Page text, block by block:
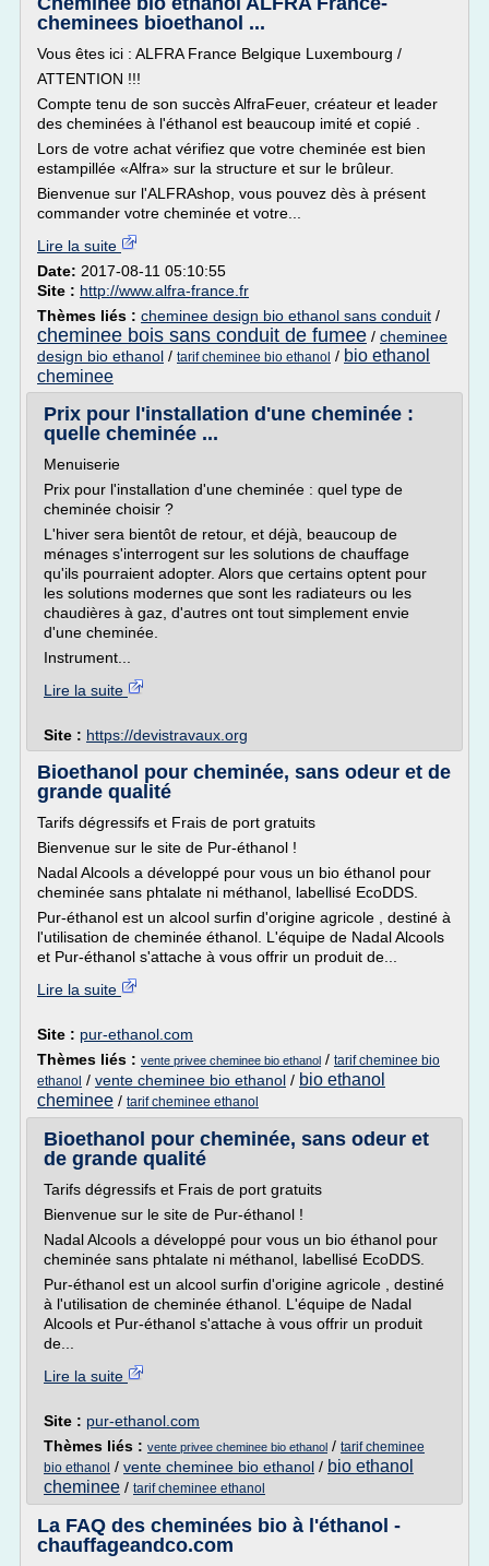
cheminees bioethanol ...
Vous êtes ici : ALFRA France Belgique Luxembourg /
ATTENTION !!!
Compte tenu de son succès AlfraFeuer, créateur et leader
des cheminées à l'éthanol est beaucoup imité et copié .
Lors de votre achat vérifiez que votre cheminée est bien
estampillée «Alfra» sur la structure et sur le brûleur.
Bienvenue sur l'ALFRAshop, vous pouvez dès à présent
commander votre cheminée et votre...
Lire la suite
Date: 2017-08-11 05:10:55
Site : http://www.alfra-france.fr
Thèmes liés : cheminee design bio ethanol sans conduit /
cheminee bois sans conduit de fumee / cheminee
design bio ethanol / tarif cheminee bio ethanol / bio ethanol
cheminee
Prix pour l'installation d'une cheminée :
quelle cheminée ...
Menuiserie
Prix pour l'installation d'une cheminée : quel type de
cheminée choisir ?
L'hiver sera bientôt de retour, et déjà, beaucoup de
ménages s'interrogent sur les solutions de chauffage
qu'ils pourraient adopter. Alors que certains optent pour
les solutions modernes que sont les radiateurs ou les
chaudières à gaz, d'autres ont tout simplement envie
d'une cheminée.
Instrument...
Lire la suite
Site : https://devistravaux.org
Bioethanol pour cheminée, sans odeur et de
grande qualité
Tarifs dégressifs et Frais de port gratuits
Bienvenue sur le site de Pur-éthanol !
Nadal Alcools a développé pour vous un bio éthanol pour
cheminée sans phtalate ni méthanol, labellisé EcoDDS.
Pur-éthanol est un alcool surfin d'origine agricole , destiné à
l'utilisation de cheminée éthanol. L'équipe de Nadal Alcools
et Pur-éthanol s'attache à vous offrir un produit de...
Lire la suite
Site : pur-ethanol.com
Thèmes liés : vente privee cheminee bio ethanol / tarif cheminee bio
ethanol / vente cheminee bio ethanol / bio ethanol
cheminee / tarif cheminee ethanol
Bioethanol pour cheminée, sans odeur et
de grande qualité
Tarifs dégressifs et Frais de port gratuits
Bienvenue sur le site de Pur-éthanol !
Nadal Alcools a développé pour vous un bio éthanol pour
cheminée sans phtalate ni méthanol, labellisé EcoDDS.
Pur-éthanol est un alcool surfin d'origine agricole , destiné
à l'utilisation de cheminée éthanol. L'équipe de Nadal
Alcools et Pur-éthanol s'attache à vous offrir un produit
de...
Lire la suite
Site : pur-ethanol.com
Thèmes liés : vente privee cheminee bio ethanol / tarif cheminee
bio ethanol / vente cheminee bio ethanol / bio ethanol
cheminee / tarif cheminee ethanol
La FAQ des cheminées bio à l'éthanol -
chauffageandco.com